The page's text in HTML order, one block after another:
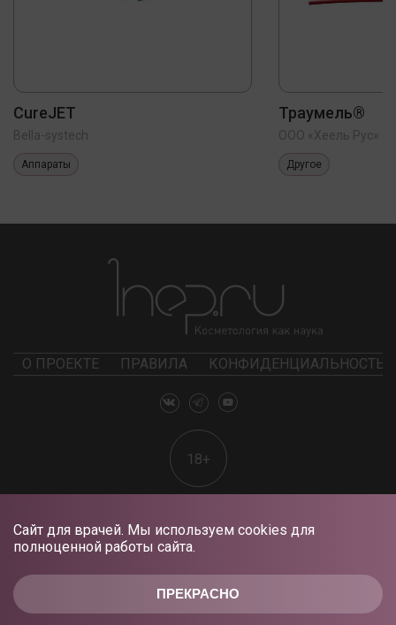
ПРЕКРАСНО
Сайт для врачей. Мы используем cookies для
полноценной работы сайта.
CureJET
Bella-systech
Аппараты
Траумель®
ООО «Хеель Рус»
Другое
О ПРОЕКТЕ ПРАВИЛА КОНФИДЕНЦИАЛЬНОСТЬ
18+